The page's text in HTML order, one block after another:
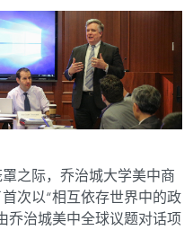
之际，乔治城大学美中商
次以“相互依存世界中的政
乔治城美中全球议题对话项